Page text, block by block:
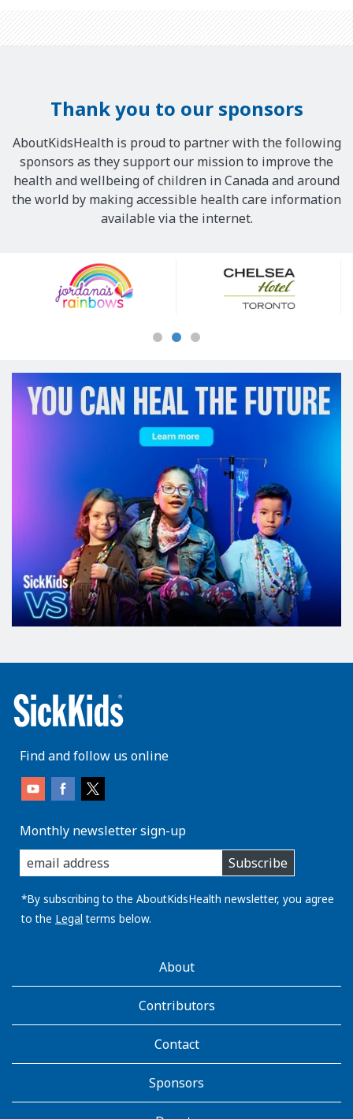
Thank you to our sponsors
AboutKidsHealth is proud to partner with the following
sponsors as they support our mission to improve the
health and wellbeing of children in Canada and around
the world by making accessible health care information
available via the internet.
Sponsors
Find and follow us online
Monthly newsletter sign-up
enter
you
email
address:
Subscribe
*By subscribing to the AboutKidsHealth newsletter, you agree
to the Legal terms below.
AboutKidsHealthAbout
Contributors
Contact
Sponsors